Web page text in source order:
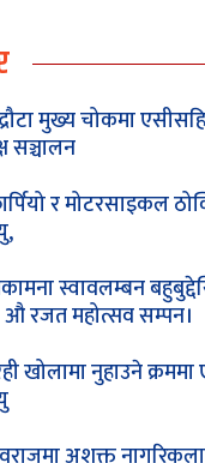
मुख्य चोकमा
सञ्चालन
र मोटरसाइकल
स्वावलम्बन
रजत महोत्सव सम्पन।
खोलामा नुहाउने